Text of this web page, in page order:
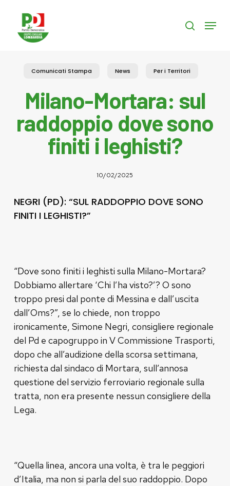
content
search
Menu
Comunicati Stampa News Per i Territori
Milano-Mortara: sul
raddoppio dove sono
finiti i leghisti?
10/02/2025
NEGRI (PD): “SUL RADDOPPIO DOVE SONO
FINITI I LEGHISTI?”
“Dove sono finiti i leghisti sulla Milano-Mortara?
Dobbiamo allertare ‘Chi l’ha visto?’? O sono
troppo presi dal ponte di Messina e dall’uscita
dall’Oms?”, se lo chiede, non troppo
ironicamente, Simone Negri, consigliere regionale
del Pd e capogruppo in V Commissione Trasporti,
dopo che all’audizione della scorsa settimana,
richiesta dal sindaco di Mortara, sull’annosa
questione del servizio ferroviario regionale sulla
tratta, non era presente nessun consigliere della
Lega.
“Quella linea, ancora una volta, è tra le peggiori
d’Italia, ma non si parla del suo raddoppio. Dopo